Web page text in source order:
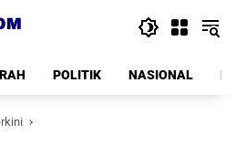
POLITIK NASIONAL